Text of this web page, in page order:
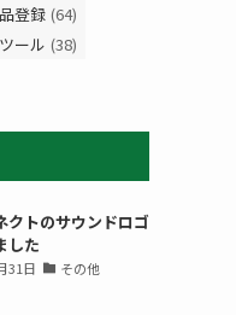
登録 (64)
ール (38)
クトのサウンドロゴ
した
31日 その他